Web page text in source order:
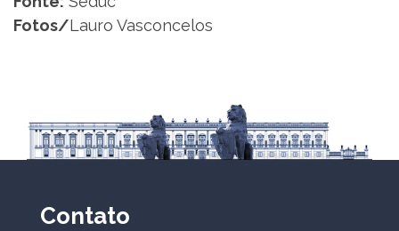
Fotos/Lauro Vasconcelos
Contato